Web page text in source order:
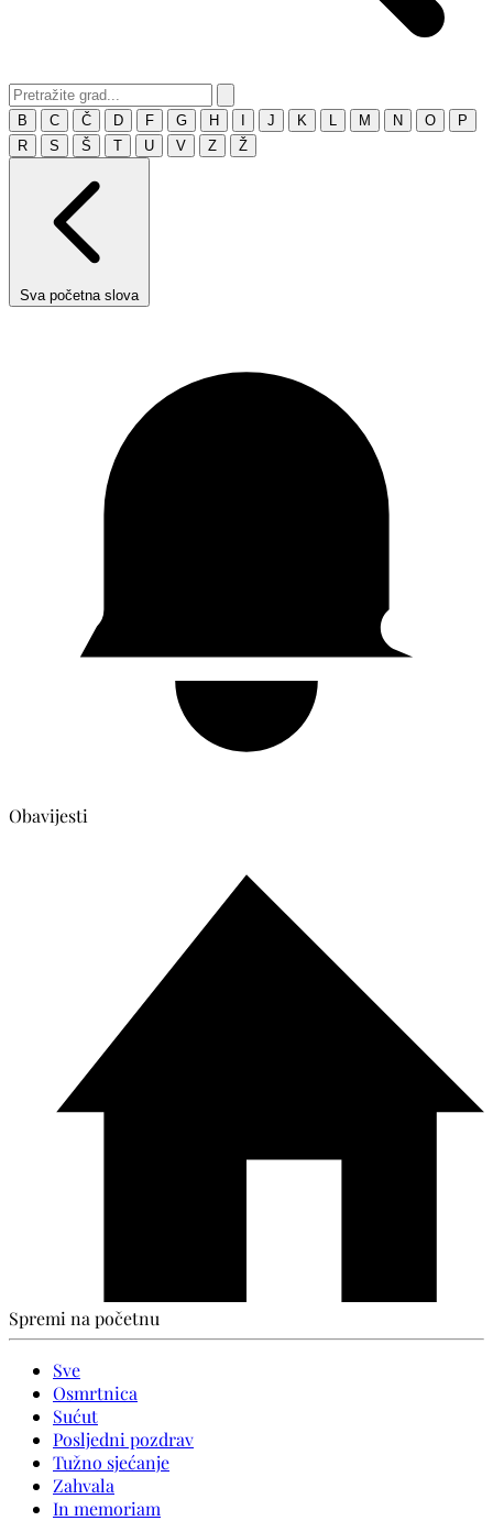
B C Č D F G H J K M N O
P
R
S Š T U V Z Ž
Sva početna slova
Obavijesti
Spremi na početnu
Sve
Osmrtnica
Sućut
Posljedni pozdrav
Tužno sjećanje
Zahvala
In memoriam